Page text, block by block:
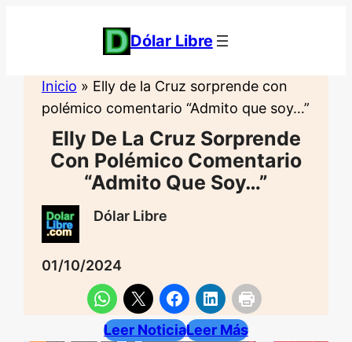
Dólar Libre
Inicio » Elly de la Cruz sorprende con
polémico comentario “Admito que soy…”
Elly De La Cruz Sorprende
Con Polémico Comentario
“Admito Que Soy…”
Dólar Libre
01/10/2024
Leer NoticiaLeer Más